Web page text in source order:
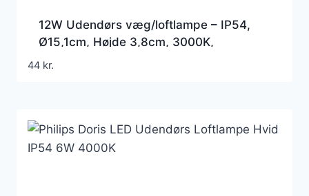
12W Udendørs væg/loftlampe – IP54,
Ø15,1cm, Højde 3,8cm, 3000K,
skotlampe
44 kr.